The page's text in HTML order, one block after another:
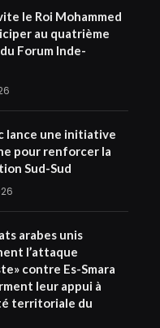
le Roi Mohammed
au quatrième
Forum Inde-
lance une initiative
pour renforcer la
Sud-Sud
arabes unis
l’attaque
contre Es-Smara
leur appui à
territoriale du